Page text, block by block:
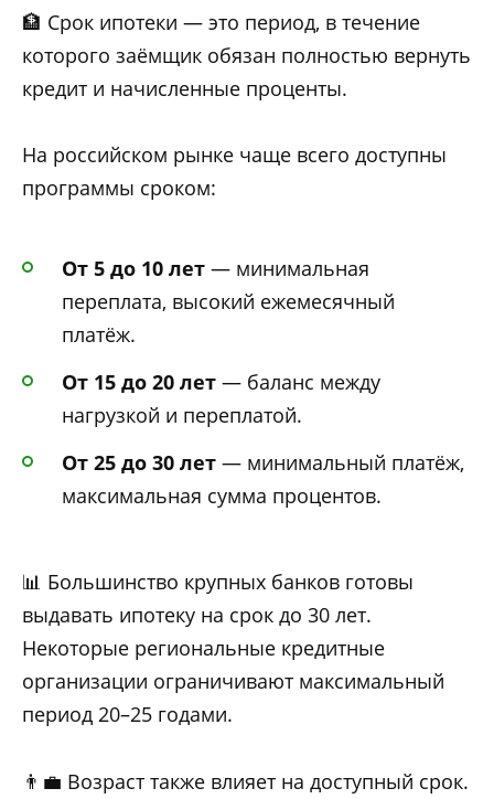
🏦 Срок ипотеки — это период, в течение
которого заёмщик обязан полностью вернуть
кредит и начисленные проценты.
На российском рынке чаще всего доступны
программы сроком:
От 5 до 10 лет — минимальная
переплата, высокий ежемесячный
платёж.
От 15 до 20 лет — баланс между
нагрузкой и переплатой.
От 25 до 30 лет — минимальный платёж,
максимальная сумма процентов.
📊 Большинство крупных банков готовы
выдавать ипотеку на срок до 30 лет.
Некоторые региональные кредитные
организации ограничивают максимальный
период 20–25 годами.
👨‍💼 Возраст также влияет на доступный срок.